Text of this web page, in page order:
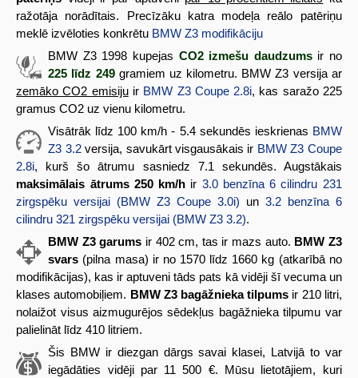
ražotāja norādītais. Precīzāku katra modeļa reālo patēriņu
meklē izvēloties konkrētu BMW Z3 modifikāciju
BMW Z3 1998 kupejas CO2 izmešu daudzumsir no
225 līdz 249gramiem uz kilometru. BMW Z3 versija ar
zemāko CO2 emisijuir BMW Z3 Coupe 2.8i, kas saražo 225
gramus CO2 uz vienu kilometru.
Visātrāk līdz 100 km/h - 5.4 sekundēs ieskrienas BMW
Z3 3.2versija, savukārt visgausākais ir BMW Z3 Coupe
2.8i, kurš šo ātrumu sasniedz 7.1 sekundēs. Augstākais
maksimālais ātrums 250 km/h ir 3.0 benzīna 6 cilindru 231
zirgspēku versijai (BMW Z3 Coupe 3.0i) un 3.2 benzīna 6
cilindru 321 zirgspēku versijai (BMW Z3 3.2).
BMW Z3 garums ir 402 cm, tas ir mazs auto. BMW Z3
svars (pilna masa) ir no 1570 līdz 1660 kg (atkarībā no
modifikācijas), kas ir aptuveni tāds pats kā vidēji šī vecuma un
klases automobiļiem. BMW Z3 bagāžnieka tilpums ir 210 litri,
nolaižot visus aizmugurējos sēdekļus bagāžnieka tilpumu var
palielināt līdz 410 litriem.
Šis BMW ir diezgan dārgs savai klasei, Latvijā to var
iegādāties vidēji par 11 500 €. Mūsu lietotājiem, kuri